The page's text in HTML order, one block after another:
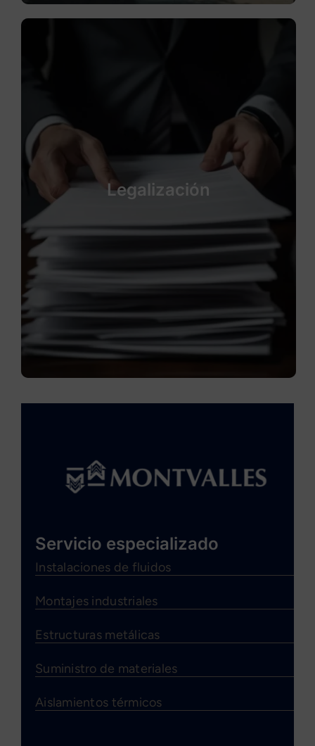
Legalización
Servicio especializado
Instalaciones de fluidos
Montajes industriales
Estructuras metálicas
Suministro de materiales
Aislamientos térmicos